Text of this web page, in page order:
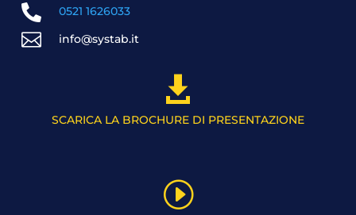
 0521 1626033
 info@systab.it

SCARICA LA BROCHURE DI PRESENTAZIONE
I